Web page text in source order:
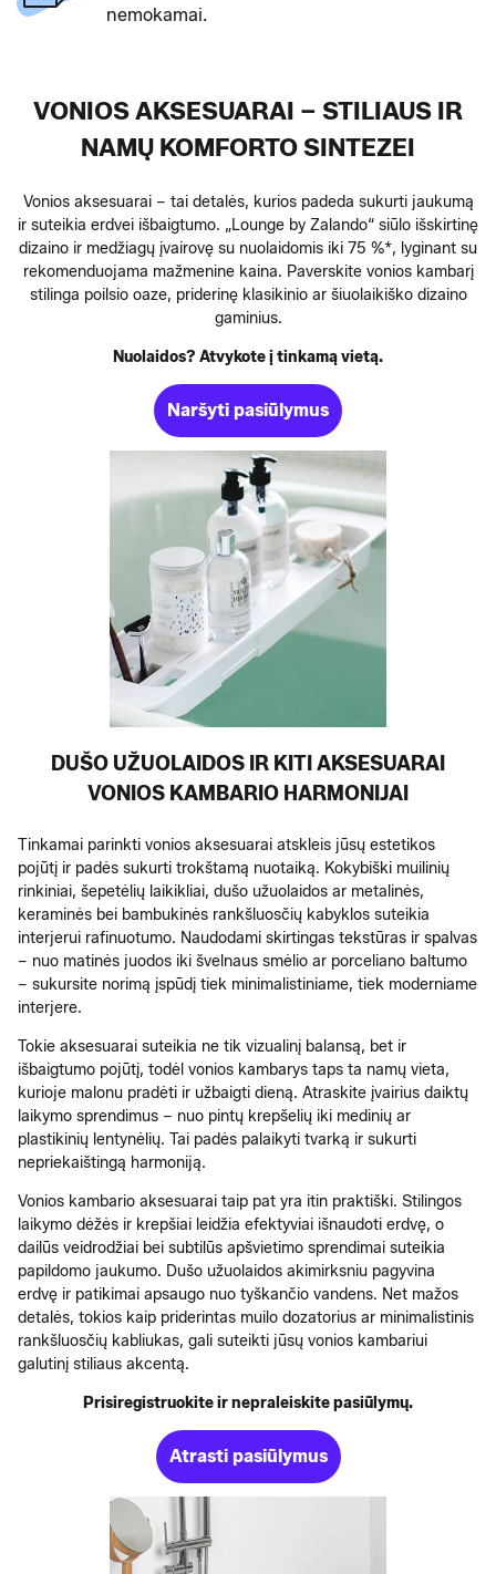
gausite prekes
VONIOS AKSESUARAI – STILIAUS IR
NAMŲ KOMFORTO SINTEZEI
Vonios aksesuarai – tai detalės, kurios padeda sukurti jaukumą
ir suteikia erdvei išbaigtumo. „Lounge by Zalando“ siūlo išskirtinę
dizaino ir medžiagų įvairovę su nuolaidomis iki 75 %*, lyginant su
rekomenduojama mažmenine kaina. Paverskite vonios kambarį
stilinga poilsio oaze, priderinę klasikinio ar šiuolaikiško dizaino
gaminius.
Nuolaidos? Atvykote į tinkamą vietą.
Naršyti pasiūlymus
DUŠO UŽUOLAIDOS IR KITI AKSESUARAI
VONIOS KAMBARIO HARMONIJAI
Tinkamai parinkti vonios aksesuarai atskleis jūsų estetikos
pojūtį ir padės sukurti trokštamą nuotaiką. Kokybiški muilinių
rinkiniai, šepetėlių laikikliai, dušo užuolaidos ar metalinės,
keraminės bei bambukinės rankšluosčių kabyklos suteikia
interjerui rafinuotumo. Naudodami skirtingas tekstūras ir spalvas
– nuo matinės juodos iki švelnaus smėlio ar porceliano baltumo
– sukursite norimą įspūdį tiek minimalistiniame, tiek moderniame
interjere.
Tokie aksesuarai suteikia ne tik vizualinį balansą, bet ir
išbaigtumo pojūtį, todėl vonios kambarys taps ta namų vieta,
kurioje malonu pradėti ir užbaigti dieną. Atraskite įvairius daiktų
laikymo sprendimus – nuo pintų krepšelių iki medinių ar
plastikinių lentynėlių. Tai padės palaikyti tvarką ir sukurti
nepriekaištingą harmoniją.
Vonios kambario aksesuarai taip pat yra itin praktiški. Stilingos
laikymo dėžės ir krepšiai leidžia efektyviai išnaudoti erdvę, o
dailūs veidrodžiai bei subtilūs apšvietimo sprendimai suteikia
papildomo jaukumo. Dušo užuolaidos akimirksniu pagyvina
erdvę ir patikimai apsaugo nuo tyškančio vandens. Net mažos
detalės, tokios kaip priderintas muilo dozatorius ar minimalistinis
rankšluosčių kabliukas, gali suteikti jūsų vonios kambariui
galutinį stiliaus akcentą.
Prisiregistruokite ir nepraleiskite pasiūlymų.
Atrasti pasiūlymus